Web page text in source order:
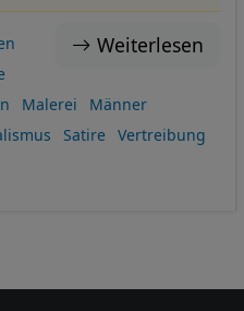
Weiterlesen
Malerei
Männer
Satire
Vertreibung